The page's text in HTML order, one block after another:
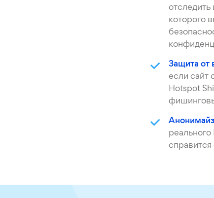
отследить
которого
Защита от
если сайт
Hotspot
справится